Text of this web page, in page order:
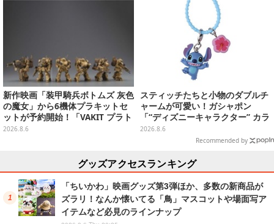
新作映画「装甲騎兵ボトムズ 灰色
の魔女」から6機体プラキットセ
ットが予約開始！「VAKIT プラト
ーン」第1弾、各部関節可動仕様
2026.8.6
スティッチたちと小物のダブルチ
ャームが可愛い！ガシャポン
「“ディズニーキャラクター” カラ
フルマルチチャーム」が発売
2026.8.6
Recommended by
グッズアクセスランキング
「ちいかわ」映画グッズ第3弾ほか、多数の新商品が
ズラリ！なんか懐いてる「鳥」マスコットや場面写ア
イテムなど必見のラインナップ